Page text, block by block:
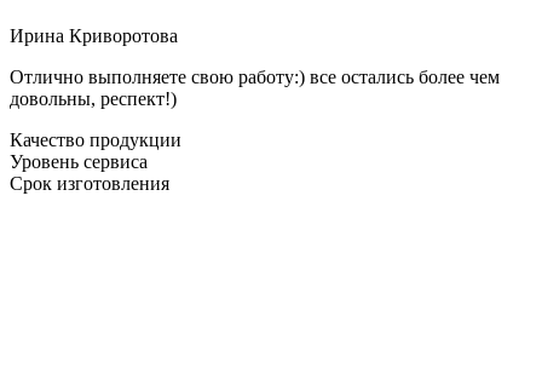
Ирина Криворотова
Отлично выполняете свою работу:) все остались более чем
довольны, респект!)
Качество продукции
Уровень сервиса
Срок изготовления